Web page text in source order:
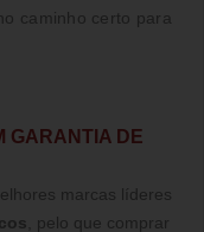
caminho certo para
GARANTIA DE
marcas líderes
, pelo que comprar